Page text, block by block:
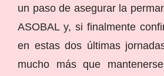
un paso de asegurar la
ASOBAL y, si finalmente
en estas dos últimas
mucho más que